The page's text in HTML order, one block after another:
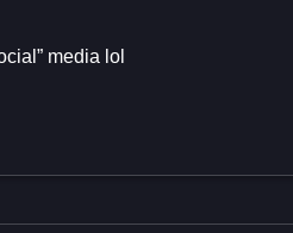
media lol